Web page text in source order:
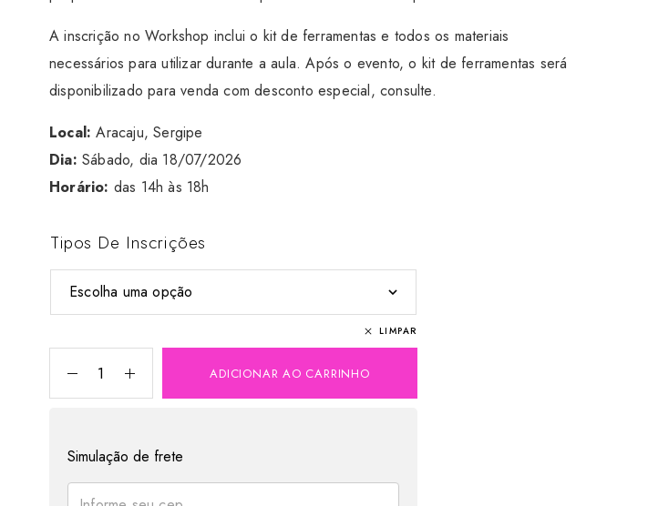
A inscrição no Workshop inclui o kit de ferramentas e todos os materiais
necessários para utilizar durante a aula. Após o evento, o kit de ferramentas será
disponibilizado para venda com desconto especial, consulte.
Local:Aracaju, Sergipe
Dia: Sábado, dia 18/07/2026
Horário: das 14h às 18h
Tipos De Inscrições
LIMPAR
ADICIONAR AO CARRINHO
Simulação de frete